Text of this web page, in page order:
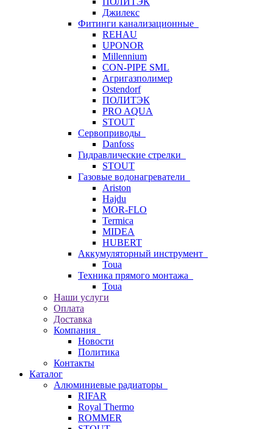
Джилекс
Фитинги канализационные
REHAU
UPONOR
Millennium
CON-PIPE SML
Агригазполимер
Ostendorf
ПОЛИТЭК
PRO AQUA
STOUT
Сервоприводы
Danfoss
Гидравлические стрелки
STOUT
Газовые водонагреватели
Ariston
Hajdu
MOR-FLO
Termica
MIDEA
HUBERT
Аккумуляторный инструмент
Toua
Техника прямого монтажа
Toua
Наши услуги
Оплата
Доставка
Компания
Новости
Политика
Контакты
Каталог
Алюминиевые радиаторы
RIFAR
Royal Thermo
ROMMER